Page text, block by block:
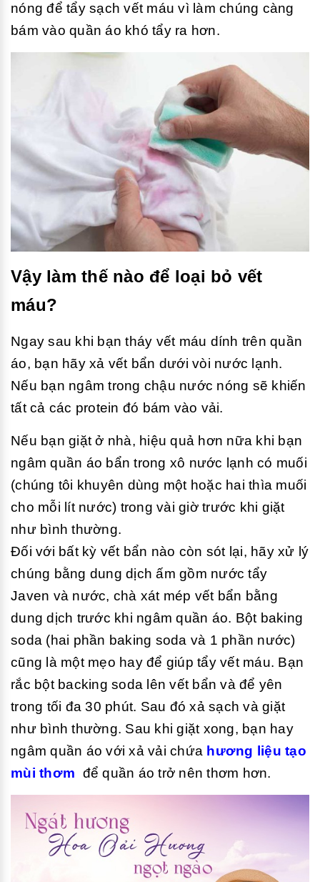
nóng để tẩy sạch vết máu vì làm chúng càng
bám vào quần áo khó tẩy ra hơn.
Vậy làm thế nào để loại bỏ vết
máu?
Ngay sau khi bạn tháy vết máu dính trên quần
áo, bạn hãy xả vết bẩn dưới vòi nước lạnh.
Nếu bạn ngâm trong chậu nước nóng sẽ khiến
tất cả các protein đó bám vào vải.
Nếu bạn giặt ở nhà, hiệu quả hơn nữa khi bạn
ngâm quần áo bẩn trong xô nước lạnh có muối
(chúng tôi khuyên dùng một hoặc hai thìa muối
cho mỗi lít nước) trong vài giờ trước khi giặt
như bình thường.
Đối với bất kỳ vết bẩn nào còn sót lại, hãy xử lý
chúng bằng dung dịch ấm gồm nước tẩy
Javen và nước, chà xát mép vết bẩn bằng
dung dịch trước khi ngâm quần áo. Bột baking
soda (hai phần baking soda và 1 phần nước)
cũng là một mẹo hay để giúp tẩy vết máu. Bạn
rắc bột backing soda lên vết bẩn và để yên
trong tối đa 30 phút. Sau đó xả sạch và giặt
như bình thường. Sau khi giặt xong, bạn hay
ngâm quần áo với xả vải chứa hương liệu tạo
mùi thơm để quần áo trở nên thơm hơn.